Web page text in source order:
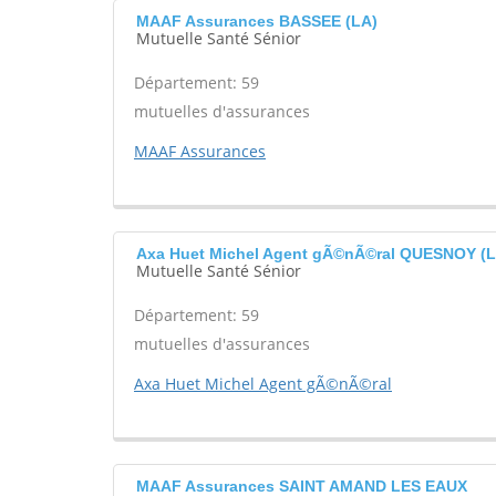
MAAF Assurances BASSEE (LA)
Mutuelle Santé Sénior
Département: 59
mutuelles d'assurances
MAAF Assurances
Axa Huet Michel Agent gÃ©nÃ©ral QUESNOY
Mutuelle Santé Sénior
Département: 59
mutuelles d'assurances
Axa Huet Michel Agent gÃ©nÃ©ral
MAAF Assurances SAINT AMAND LES EAUX